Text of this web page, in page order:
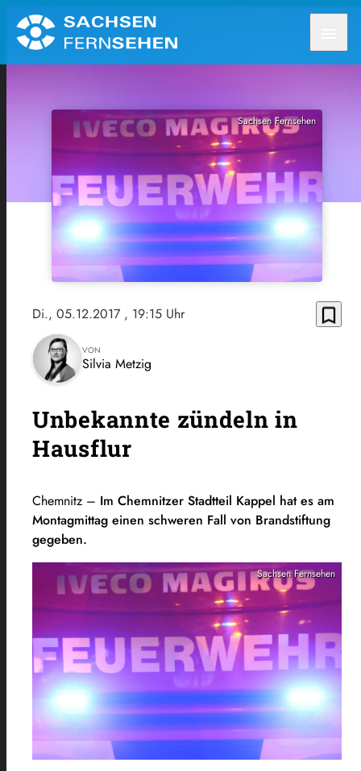
Sachsen Fernsehen
Di., 05.12.2017 , 19:15 Uhr bookmark_border
VON
Silvia Metzig
Unbekannte zündeln in
Hausflur
Chemnitz – Im Chemnitzer Stadtteil Kappel hat es am
Montagmittag einen schweren Fall von Brandstiftung
gegeben.
Sachsen Fernsehen